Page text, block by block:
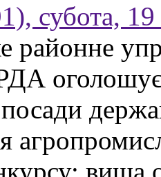
субота, 19
районне
вища